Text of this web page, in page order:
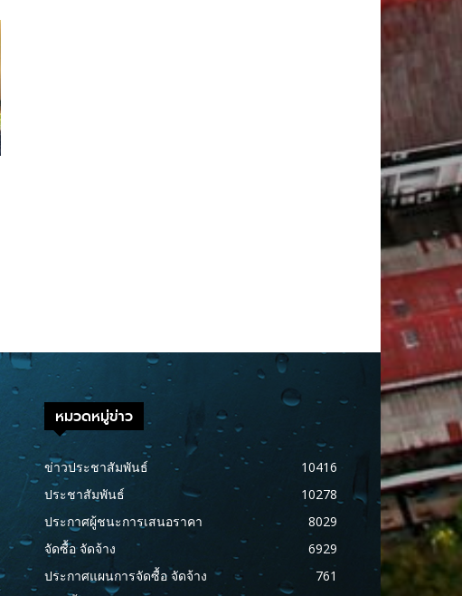
หมวดหมู่ข่าว
ข่าวประชาสัมพันธ์
10416
ประชาสัมพันธ์
10278
ประกาศผู้ชนะการเสนอราคา
8029
จัดซื้อ จัดจ้าง
6929
ประกาศแผนการจัดซื้อ จัดจ้าง
761